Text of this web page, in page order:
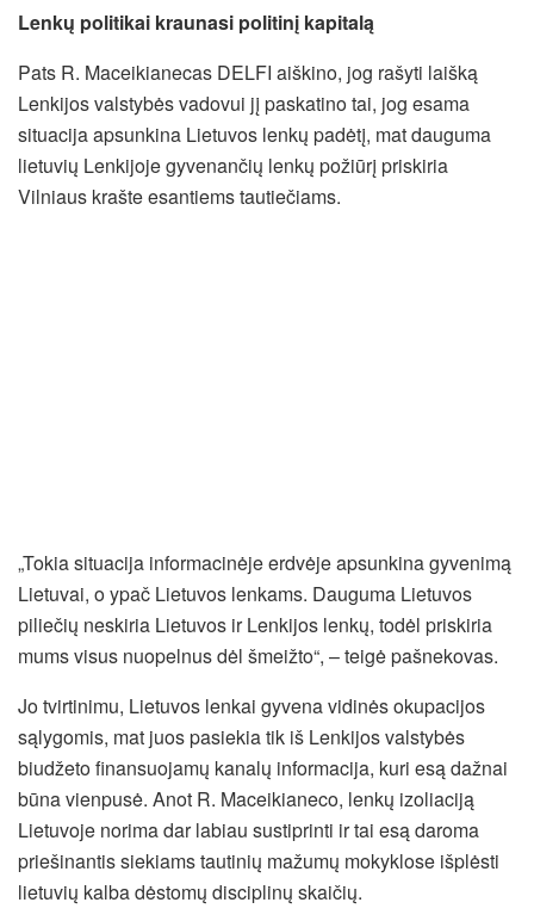
Lenkų politikai kraunasi politinį kapitalą
Pats R. Maceikianecas DELFI aiškino, jog rašyti laišką
Lenkijos valstybės vadovui jį paskatino tai, jog esama
situacija apsunkina Lietuvos lenkų padėtį, mat dauguma
lietuvių Lenkijoje gyvenančių lenkų požiūrį priskiria
Vilniaus krašte esantiems tautiečiams.
„Tokia situacija informacinėje erdvėje apsunkina gyvenimą
Lietuvai, o ypač Lietuvos lenkams. Dauguma Lietuvos
piliečių neskiria Lietuvos ir Lenkijos lenkų, todėl priskiria
mums visus nuopelnus dėl šmeižto“, – teigė pašnekovas.
Jo tvirtinimu, Lietuvos lenkai gyvena vidinės okupacijos
sąlygomis, mat juos pasiekia tik iš Lenkijos valstybės
biudžeto finansuojamų kanalų informacija, kuri esą dažnai
būna vienpusė. Anot R. Maceikianeco, lenkų izoliaciją
Lietuvoje norima dar labiau sustiprinti ir tai esą daroma
priešinantis siekiams tautinių mažumų mokyklose išplėsti
lietuvių kalba dėstomų disciplinų skaičių.